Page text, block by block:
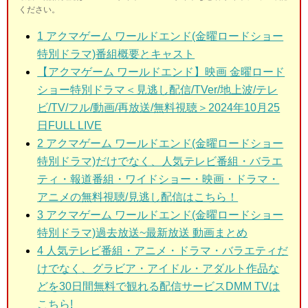
ください。
1 アクマゲーム ワールドエンド(金曜ロードショー
特別ドラマ)番組概要とキャスト
【アクマゲーム ワールドエンド】映画 金曜ロード
ショー特別ドラマ＜見逃し配信/TVer/地上波/テレ
ビ/TV/フル/動画/再放送/無料視聴＞2024年10月25
日FULL LIVE
2 アクマゲーム ワールドエンド(金曜ロードショー
特別ドラマ)だけでなく、人気テレビ番組・バラエ
ティ・報道番組・ワイドショー・映画・ドラマ・
アニメの無料視聴/見逃し配信はこちら！
3 アクマゲーム ワールドエンド(金曜ロードショー
特別ドラマ)過去放送~最新放送 動画まとめ
4 人気テレビ番組・アニメ・ドラマ・バラエティだ
けでなく、グラビア・アイドル・アダルト作品な
どを30日間無料で観れる配信サービスDMM TVは
こちら!